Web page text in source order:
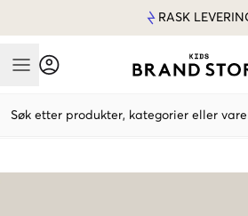
RASK
Mobile Menu
Søk etter produkter, kategorier eller